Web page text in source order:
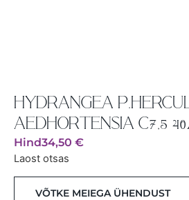
HYDRANGEA
AEDHORTENSIA C7,5
Hind34,50 €
Laost otsas
VÕTKE MEIEGA ÜHENDUST